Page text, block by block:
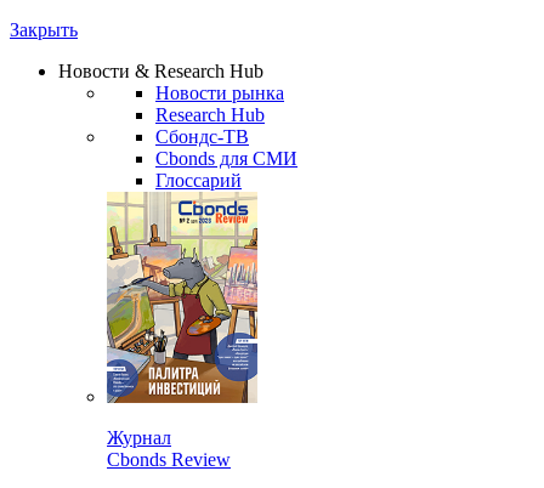
Закрыть
Новости & Research Hub
Новости рынка
Research Hub
Сбондс-ТВ
Cbonds для СМИ
Глоссарий
Журнал
Cbonds Review